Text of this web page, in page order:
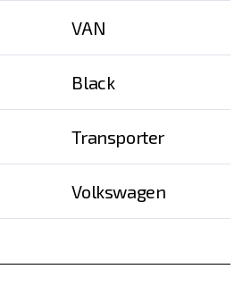
VAN
Black
Transporter
Volkswagen